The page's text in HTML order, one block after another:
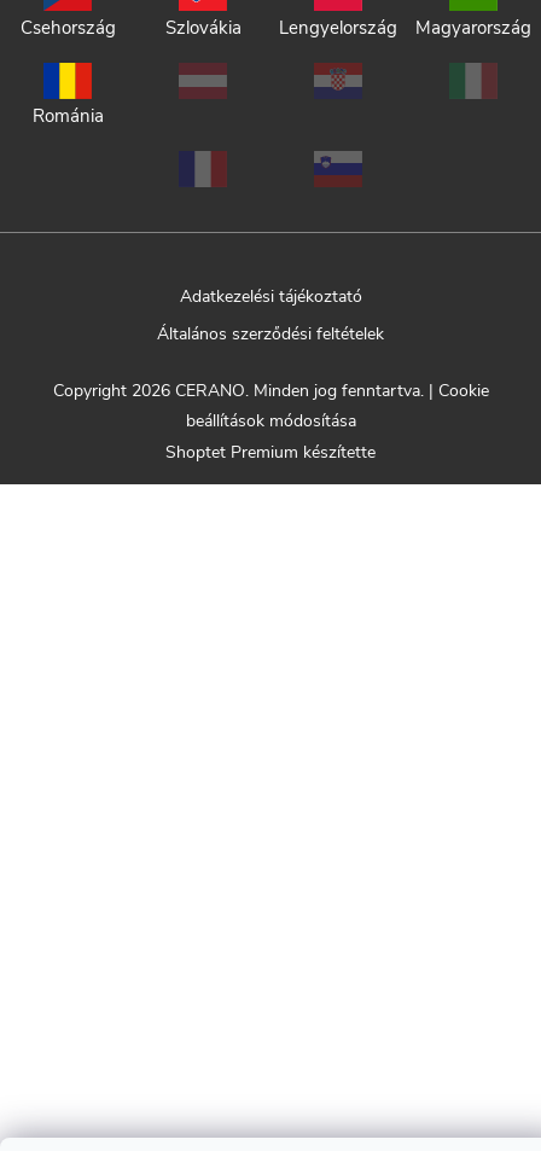
Csehország Szlovákia Lengyelország Magyarország
Románia
Adatkezelési tájékoztató
Általános szerződési feltételek
Shoptet Premium készítette
Copyright 2026 CERANO. Minden jog fenntartva. | Cookie
beállítások módosítása